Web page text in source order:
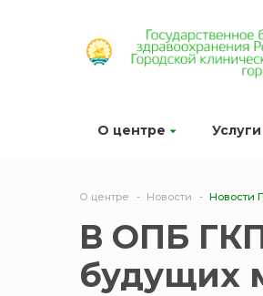
О центре Услуги
О центре Новости Новости
В ОПБ
будущих